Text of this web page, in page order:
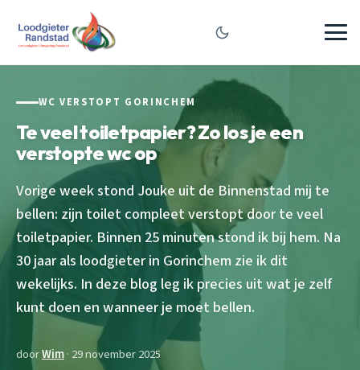
WC VERSTOPT GORINCHEM
Te veel toiletpapier? Zo los je een
verstopte wc op
Vorige week stond Jouke uit de Binnenstad mij te
bellen: zijn toilet compleet verstopt door te veel
toiletpapier. Binnen 25 minuten stond ik bij hem. Na
30 jaar als loodgieter in Gorinchem zie ik dit
wekelijks. In deze blog leg ik precies uit wat je zelf
kunt doen en wanneer je moet bellen.
doorWim· 29 november 2025